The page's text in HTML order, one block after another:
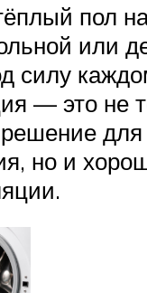
пол
или
силу
— это не
для
но и